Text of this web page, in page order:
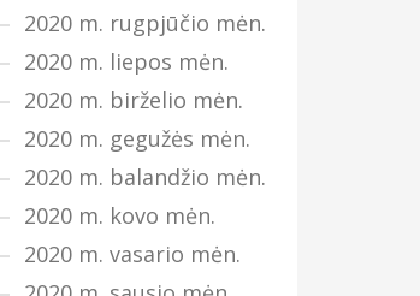
2020 m. rugpjūčio mėn.
2020 m. liepos mėn.
2020 m. birželio mėn.
2020 m. gegužės mėn.
2020 m. balandžio mėn.
2020 m. kovo mėn.
2020 m. vasario mėn.